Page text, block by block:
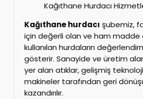
Kağıthane Hurdacı
Kağıthane hurdacı şubemiz,
için değerli olan ve ham madde
kullanılan hurdaların
gösterir. Sanayide ve üretim
yer alan atıklar, gelişmiş
makineler tarafından geri
kazandırılır.